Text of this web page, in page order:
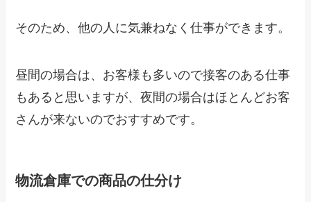
そのため、他の人に気兼ねなく仕事ができます。
昼間の場合は、お客様も多いので接客のある仕事
もあると思いますが、夜間の場合はほとんどお客
さんが来ないのでおすすめです。
物流倉庫での商品の仕分け